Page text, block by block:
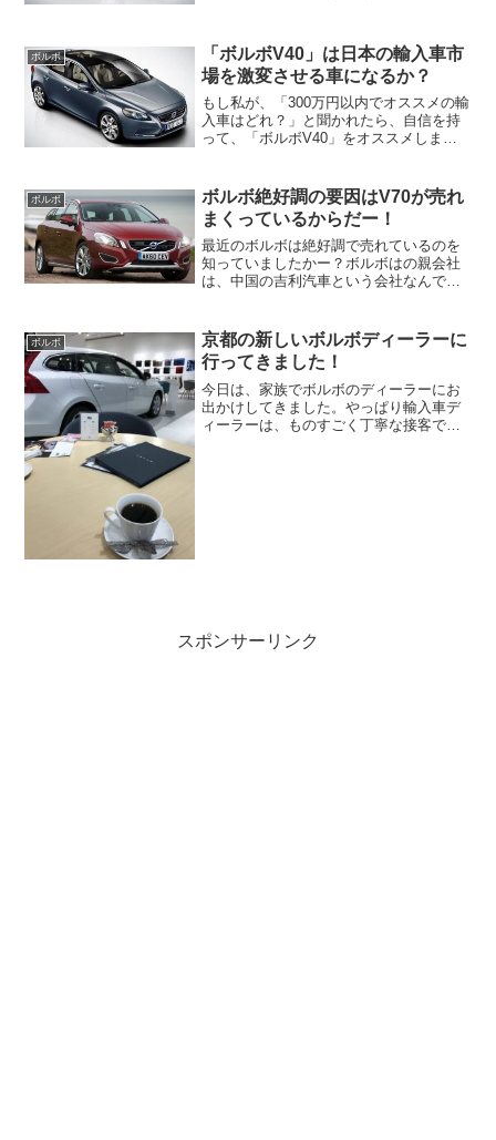
グの数が多いというイメージがあります
が、何と新型ボルボ「V4...
ボルボ
「ボルボV40」は日本の輸入車市
場を激変させる車になるか？
もし私が、「300万円以内でオススメの輸
入車はどれ？」と聞かれたら、自信を持
って、「ボルボV40」をオススメしま
だと思いますが、ボルボの呼び方は
「V40」を「Vよんじ...
ボルボ
ボルボ絶好調の要因はV70が売れ
まくっているからだー！
最近のボルボは絶好調で売れているのを
知っていましたかー？ボルボはの親会社
は、中国の吉利汽車という会社なんで
の私は、ボルボといえば、赤色の850エス
テートのイメージが強...
ボルボ
京都の新しいボルボディーラーに
行ってきました！
今日は、家族でボルボのディーラーにお
出かけしてきました。やっぱり輸入車デ
ィーラーは、ものすごく丁寧な接客で気
スポンサーリンク